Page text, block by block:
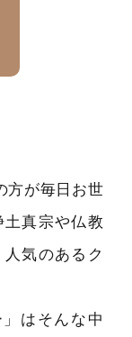
方が毎日お世
真宗や仏教
気のあるク
はそんな中